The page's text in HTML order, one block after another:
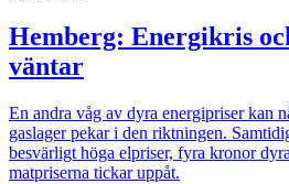
Hemberg: Energikris
väntar
En andra våg av dyra energipriser kan
gaslager pekar i den riktningen.
besvärligt höga elpriser, fyra kronor
matpriserna tickar uppåt.